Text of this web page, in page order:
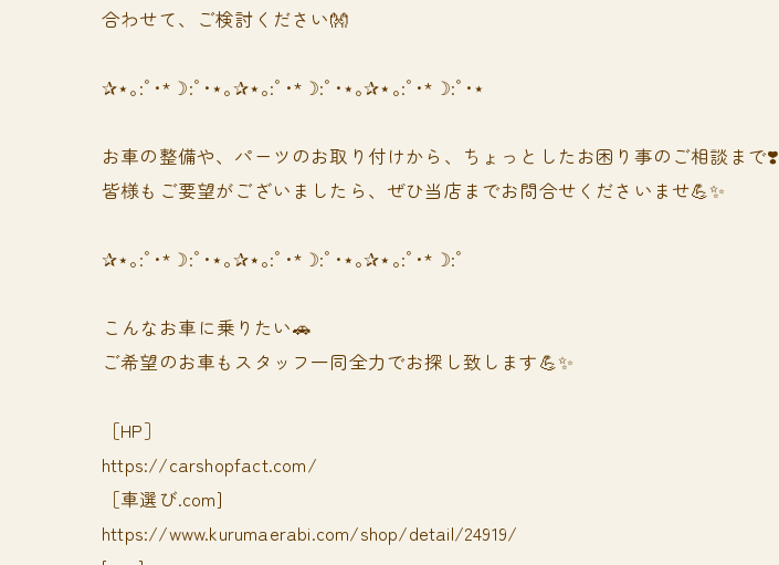
合わせて、ご検討ください👐
✰⋆｡:ﾟ･*☽:ﾟ･⋆｡✰⋆｡:ﾟ･*☽:ﾟ･⋆｡✰⋆｡:ﾟ･*☽:ﾟ･⋆
お車の整備や、パーツのお取り付けから、ちょっとしたお困り事のご相談まで❣️
皆様もご要望がございましたら、ぜひ当店までお問合せくださいませ💪✨
✰⋆｡:ﾟ･*☽:ﾟ･⋆｡✰⋆｡:ﾟ･*☽:ﾟ･⋆｡✰⋆｡:ﾟ･*☽:ﾟ
⁡⁡⁡こんなお車に乗りたい🚗
ご希望のお車もスタッフ一同全力でお探し致します💪✨
［HP］
https://carshopfact.com/
［車選び.com]
https://www.kurumaerabi.com/shop/detail/24919/